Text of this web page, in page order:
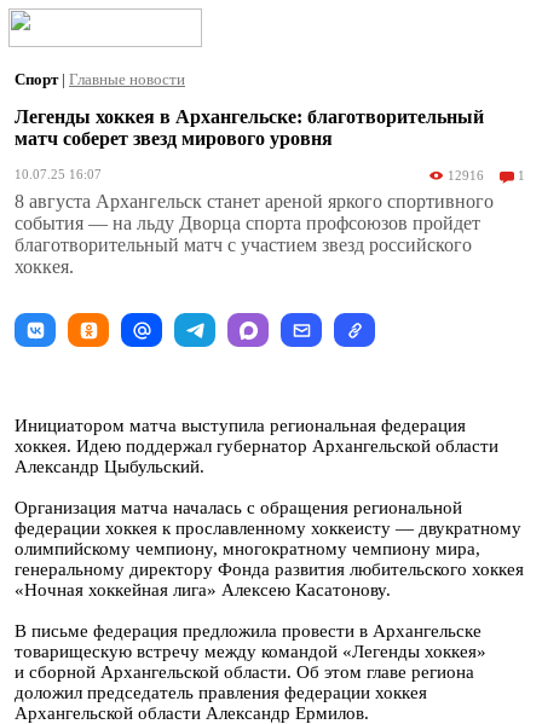
Спорт | Главные новости
Легенды хоккея в Архангельске: благотворительный
матч соберет звезд мирового уровня
10.07.25 16:07 12916 1
8 августа Архангельск станет ареной яркого спортивного
события — на льду Дворца спорта профсоюзов пройдет
благотворительный матч с участием звезд российского
хоккея.
Инициатором матча выступила региональная федерация
хоккея. Идею поддержал губернатор Архангельской области
Александр Цыбульский.
Организация матча началась с обращения региональной
федерации хоккея к прославленному хоккеисту — двукратному
олимпийскому чемпиону, многократному чемпиону мира,
генеральному директору Фонда развития любительского хоккея
«Ночная хоккейная лига» Алексею Касатонову.
В письме федерация предложила провести в Архангельске
товарищескую встречу между командой «Легенды хоккея»
и сборной Архангельской области. Об этом главе региона
доложил председатель правления федерации хоккея
Архангельской области Александр Ермилов.